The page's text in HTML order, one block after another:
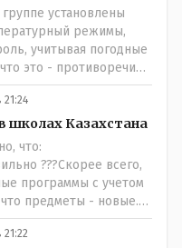
установлены
режимы,
учитывая погодные
это - противоречие.
нет. Этот
день после
спешно установили и
поставили
То есть первая
вторая часть -
все уже было
21:24
школах Казахстана
что:
???Скорее всего,
программы с учетом
предметы - новые.
21:22